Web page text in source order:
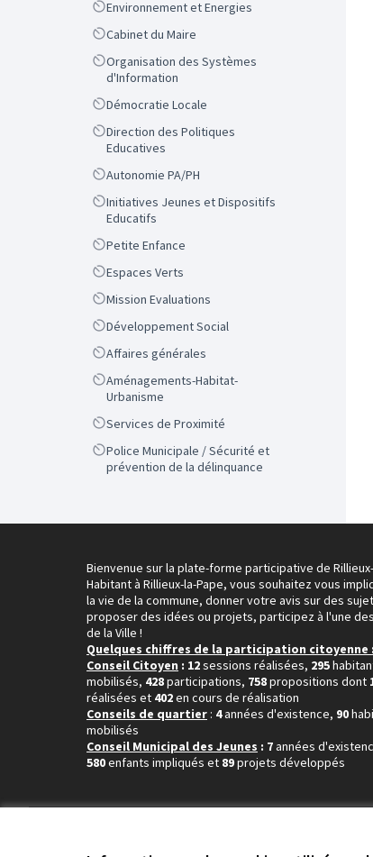
ScopeEnvironnement et Energies
ScopeCabinet du Maire
Scope
Organisation des Systèmes
d'Information
ScopeDémocratie Locale
Scope
Direction des Politiques
Educatives
ScopeAutonomie PA/PH
Scope
Initiatives Jeunes et Dispositifs
Educatifs
ScopePetite Enfance
ScopeEspaces Verts
ScopeMission Evaluations
ScopeDéveloppement Social
ScopeAffaires générales
Scope
Aménagements-Habitat-
Urbanisme
ScopeServices de Proximité
Scope
Police Municipale / Sécurité et
prévention de la délinquance
Bienvenue sur la plate-forme participative de
Habitant à Rillieux-la-Pape, vous souhaitez vous
la vie de la commune, donner votre avis sur des
proposer des idées ou projets, participez à l'une
de la Ville !
Quelques chiffres de la participation citoyenne :
Conseil Citoyen : 12sessions réalisées, 295
mobilisés, 428participations, 758propositions dont
réalisées et 402en cours de réalisation
Conseils de quartier : 4années d'existence, 90
mobilisés
Conseil Municipal des Jeunes : 7années
580enfants impliqués et 89projets développés